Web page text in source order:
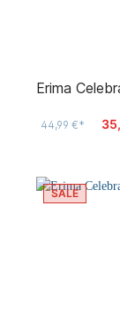
Erima
44,99 €*
SALE